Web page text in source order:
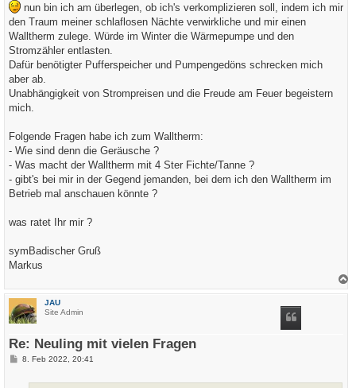
nun bin ich am überlegen, ob ich's verkomplizieren soll, indem ich mir
den Traum meiner schlaflosen Nächte verwirkliche und mir einen
Walltherm zulege. Würde im Winter die Wärmepumpe und den
Stromzähler entlasten.
Dafür benötigter Pufferspeicher und Pumpengedöns schrecken mich
aber ab.
Unabhängigkeit von Strompreisen und die Freude am Feuer begeistern
mich.
Folgende Fragen habe ich zum Walltherm:
- Wie sind denn die Geräusche ?
- Was macht der Walltherm mit 4 Ster Fichte/Tanne ?
- gibt's bei mir in der Gegend jemanden, bei dem ich den Walltherm im
Betrieb mal anschauen könnte ?
was ratet Ihr mir ?
symBadischer Gruß
Markus
JAU
Site Admin
Re: Neuling mit vielen Fragen
B8. Feb 2022, 20:41